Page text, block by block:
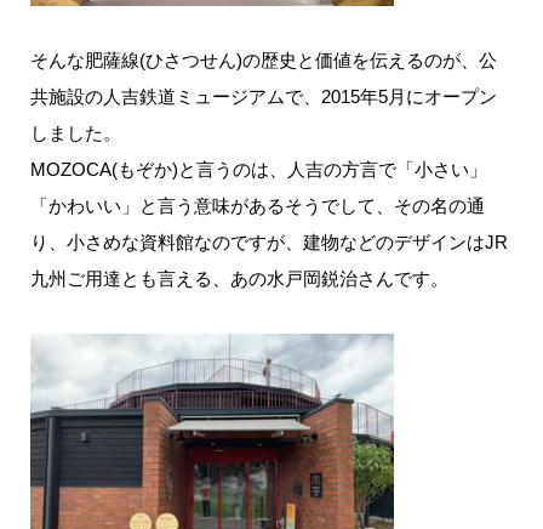
そんな肥薩線(ひさつせん)の歴史と価値を伝えるのが、公
共施設の人吉鉄道ミュージアムで、2015年5月にオープン
しました。
MOZOCA(もぞか)と言うのは、人吉の方言で「小さい」
「かわいい」と言う意味があるそうでして、その名の通
り、小さめな資料館なのですが、建物などのデザインはJR
九州ご用達とも言える、あの水戸岡鋭治さんです。